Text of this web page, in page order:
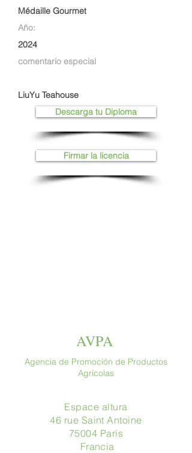
Médaille Gourmet
Año:
2024
comentario especial
LiuYu Teahouse
Descarga tu Diploma
Firmar la licencia
AVPA
Agencia de Promoción de Productos
Agrícolas
Espace altura
46 rue Saint Antoine
75004 París
​ Francia